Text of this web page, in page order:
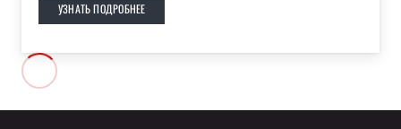
УЗНАТЬ ПОДРОБНЕЕ